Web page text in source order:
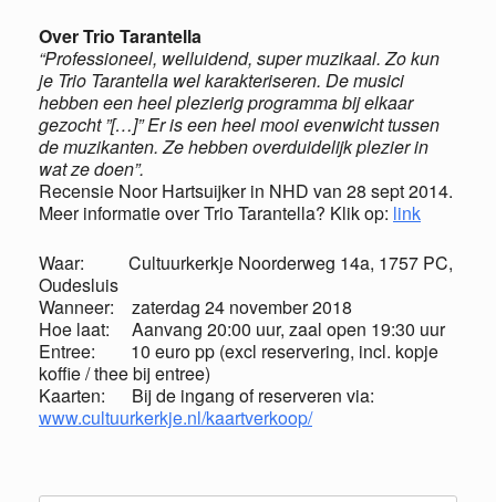
Over Trio Tarantella
“Professioneel, welluidend, super muzikaal. Zo kun
je Trio Tarantella wel karakteriseren. De musici
hebben een heel plezierig programma bij elkaar
gezocht ”[…]” Er is een heel mooi evenwicht tussen
de muzikanten. Ze hebben overduidelijk plezier in
wat ze doen”.
Recensie Noor Hartsuijker in NHD van 28 sept 2014.
Meer informatie over Trio Tarantella? Klik op: link
Waar: Cultuurkerkje Noorderweg 14a, 1757 PC,
Oudesluis
Wanneer: zaterdag 24 november 2018
Hoe laat: Aanvang 20:00 uur, zaal open 19:30 uur
Entree: 10 euro pp (excl reservering, incl. kopje
koffie / thee bij entree)
Kaarten: Bij de ingang of reserveren via:
www.cultuurkerkje.nl/kaartverkoop/